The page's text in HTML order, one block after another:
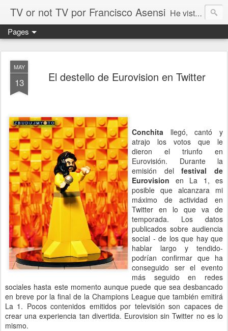
TV or not TV por Francisco Asensi He visto la TV desde fuera. He visto la TV desde dentro. La conectividad es el gran cambio que ha transformado todas las facetas de la actividad humana. No hay excepciones. Mi reflexión sobre este aspecto y otros temas relacionados con la experiencia de entretenimiento como un todo
Pages
MAY
13 El destello de Eurovision en Twitter
Conchita llegó, cantó y
atrajo los votos que le
dieron el triunfo en
Eurovisión. Durante la
emisión delfestival de
Eurovision en La 1, es
posible que alcanzara mi
máximo de actividad en
Twitter en lo que va de
temporada. Los datos
publicados sobre audiencia
social - de los que hay que
hablar largo y tendido-
podrían confirmar que ha
conseguido ser el evento
más seguido en redes
sociales hasta este momento aunque puede que sea desbancado
en breve por la final de la Champions League que también emitirá
La 1. Pocos contenidos emitidos por televisión son capaces de
crear una experiencia tan divertida. Eurovision sin Twitter no es lo
mismo.